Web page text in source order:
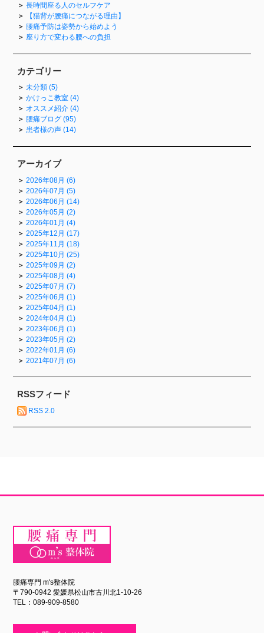
長時間座る人のセルフケア
【猫背が腰痛につながる理由】
腰痛予防は姿勢から始めよう
座り方で変わる腰への負担
カテゴリー
未分類 (5)
かけっこ教室 (4)
オススメ紹介 (4)
腰痛ブログ (95)
患者様の声 (14)
アーカイブ
2026年08月 (6)
2026年07月 (5)
2026年06月 (14)
2026年05月 (2)
2026年01月 (4)
2025年12月 (17)
2025年11月 (18)
2025年10月 (25)
2025年09月 (2)
2025年08月 (4)
2025年07月 (7)
2025年06月 (1)
2025年04月 (1)
2024年04月 (1)
2023年06月 (1)
2023年05月 (2)
2022年01月 (6)
2021年07月 (6)
RSSフィード
RSS 2.0
腰痛専門 m's整体院
〒790-0942 愛媛県松山市古川北1-10-26
TEL：089-909-8580